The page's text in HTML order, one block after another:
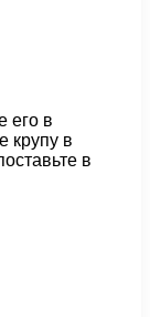
его в
крупу в
в